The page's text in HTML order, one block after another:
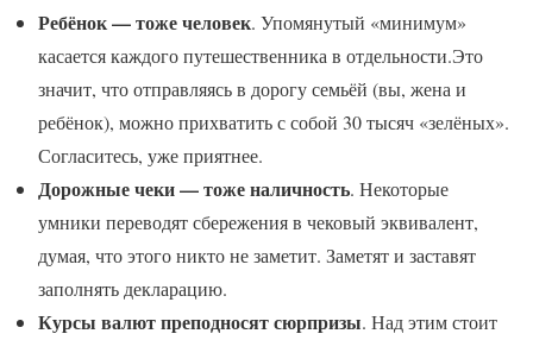
Ребёнок — тоже человек. Упомянутый «минимум»
касается каждого путешественника в отдельности.Это
значит, что отправляясь в дорогу семьёй (вы, жена и
ребёнок), можно прихватить с собой 30 тысяч «зелёных».
Согласитесь, уже приятнее.
Дорожные чеки — тоже наличность. Некоторые
умники переводят сбережения в чековый эквивалент,
думая, что этого никто не заметит. Заметят и заставят
заполнять декларацию.
Курсы валют преподносят сюрпризы. Над этим стоит